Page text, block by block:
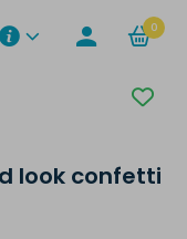
0
look confetti